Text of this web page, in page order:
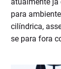
para
cilíndrica,
se para fora